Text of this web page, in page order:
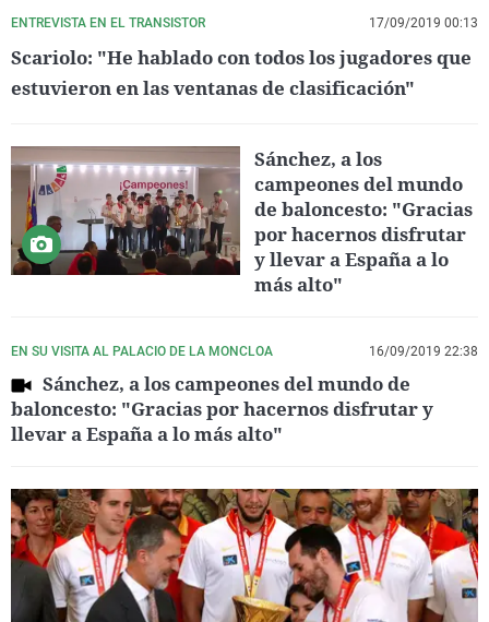
ENTREVISTA EN EL TRANSISTOR 17/09/2019 00:13
Scariolo: "He hablado con todos los jugadores que
estuvieron en las ventanas de clasificación"
Sánchez, a los
campeones del mundo
de baloncesto: "Gracias
por hacernos disfrutar
y llevar a España a lo
más alto"
EN SU VISITA AL PALACIO DE LA MONCLOA 16/09/2019 22:38
Sánchez, a los campeones del mundo de
baloncesto: "Gracias por hacernos disfrutar y
llevar a España a lo más alto"